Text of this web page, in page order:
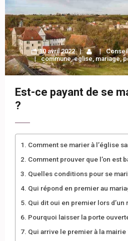
10 avril 2022
commune,eglise,mariage,
Est-ce payant de se
?
Comment se marier à l’église
Comment prouver que l’on est
Quelles conditions pour se
Qui répond en premier au
Qui dit oui en premier lors d’un
Pourquoi laisser la porte
Qui arrive le premier à la mairie